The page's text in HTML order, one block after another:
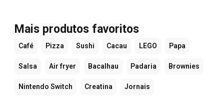
Mais produtos favoritos
Café Pizza Sushi Cacau LEGO Papa
Salsa Air fryer Bacalhau Padaria Brownies
Nintendo Switch Creatina Jornais